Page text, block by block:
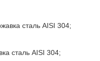
сталь AISI 304;
сталь AISI 304;